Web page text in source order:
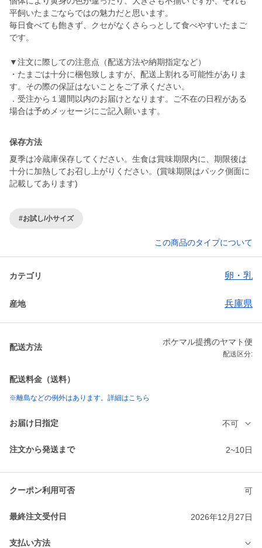
平飼いたまごならではの魅力だと思います。
毎日食べても飽きず、クセがなくさらっとして食べやすいたまご
です。
▼注文に際しての注意点（配送方法や納期指定など）
・たまごは十分に梱包致しますが、配送上割れる可能性がありま
す。その際の保証はないことをご了承ください。
．受注から１週間以内のお届けとなります。ご不在の日程がある
場合は予めメッセージにご記入願います。
保存方法
夏季は冷蔵庫保存してください。生食は賞味期限内に、期限後は
十分に加熱してお召し上がりください。(賞味期限はパック側面に
記載してあります)
#お試し/小サイズ
この商品のタイプについて
カテゴリ 卵・乳
産地 兵庫県
配送方法
ポケマル提携のヤマト便
配送区分:
配送料金（送料）
※離島などの例外はあります。詳細はこちら
お届け日指定 不可
注文から発送まで 2~10日
クーポン利用可否 可
最終注文受付日 2026年12月27日
支払い方法